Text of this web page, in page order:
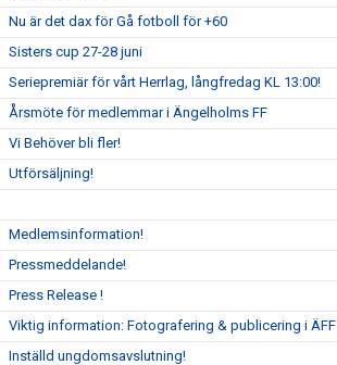
Nu är det dax för Gå fotboll för +60
Sisters cup 27-28 juni
Seriepremiär för vårt Herrlag, långfredag KL 13:00!
Årsmöte för medlemmar i Ängelholms FF
Vi Behöver bli fler!
Utförsäljning!
Medlemsinformation!
Pressmeddelande!
Press Release !
Viktig information: Fotografering & publicering i ÄFF
Inställd ungdomsavslutning!